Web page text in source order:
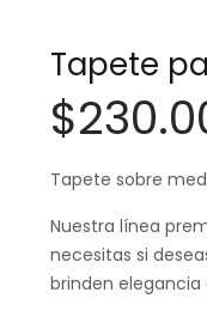
Tapete
$
Tapete sobre
Nuestra línea
necesitas si
brinden